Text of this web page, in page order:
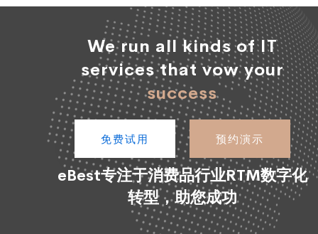
We run all kinds of IT
services that vow your
success
免费试用 预约演示
eBest专注于消费品行业RTM数字化
转型，助您成功